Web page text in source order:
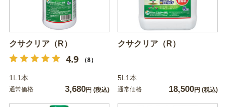
クサクリア（R）
4.9 （8）
1L1本
通常価格 3,680円 (税込)
クサクリア（R）
5L1本
通常価格 18,500円 (税込)